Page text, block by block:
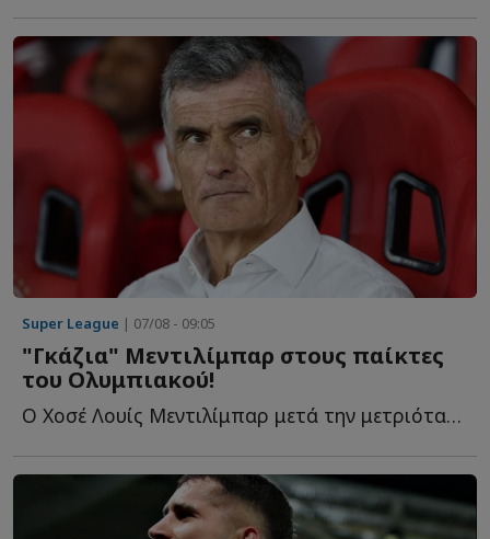
Super League | 07/08 - 09:05
"Γκάζια" Μεντιλίμπαρ στους παίκτες
του Ολυμπιακού!
Ο Χοσέ Λουίς Μεντιλίμπαρ μετά την μετριότατη εμφάνιση κ...